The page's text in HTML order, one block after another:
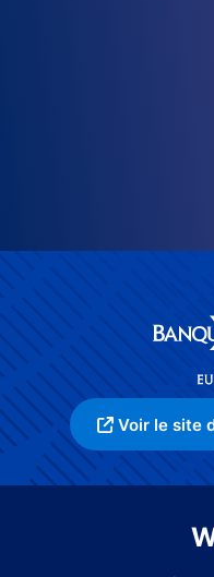
Voir le site